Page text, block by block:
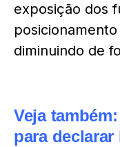
exposição dos
diminuindo de
Veja
para